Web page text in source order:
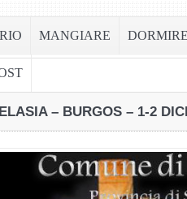
MANGIARE DORMIRE
– BURGOS – 1-2